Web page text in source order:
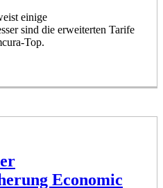
einige
sind die erweiterten Tarife
Top.
Economic